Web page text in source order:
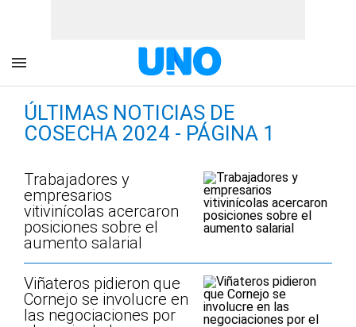
ÚLTIMAS NOTICIAS DE
COSECHA 2024 - PÁGINA 1
Trabajadores y
empresarios
vitivinícolas acercaron
posiciones sobre el
aumento salarial
Viñateros pidieron que
Cornejo se involucre en
las negociaciones por